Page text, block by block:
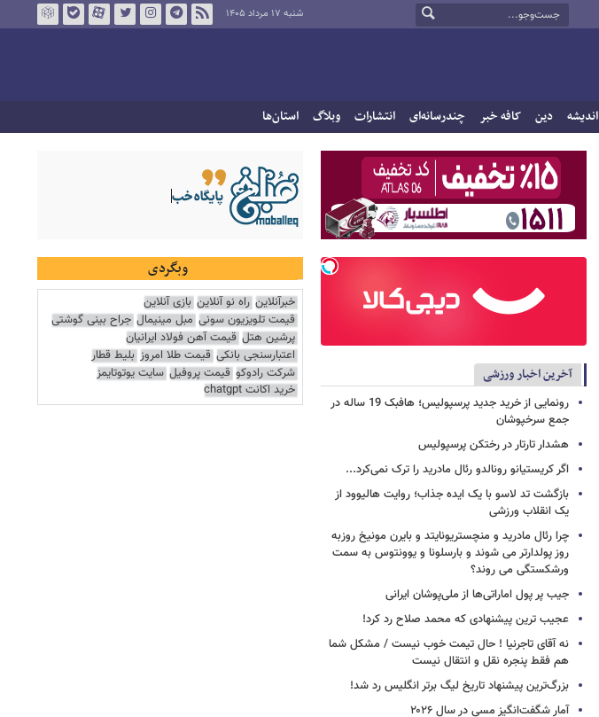
شنبه ۱۷ مرداد ۱۴۰۵
اندیشه دین کافه خبر چندرسانه‌ای انتشارات وبلاگ استان‌ها
آخرین اخبار ورزشی
رونمایی از خرید جدید پرسپولیس؛ هافبک 19 ساله در
جمع سرخپوشان
هشدار تارتار در رختکن پرسپولیس
اگر کریستیانو رونالدو رئال مادرید را ترک نمی‌کرد...
بازگشت تد لاسو با یک ایده جذاب؛ روایت هالیوود از
یک انقلاب ورزشی
چرا رئال مادرید و منچستریونایتد و بایرن مونیخ روزبه
روز پولدارتر می شوند و بارسلونا و یوونتوس به سمت
ورشکستگی می روند؟
جیب پر پول اماراتی‌ها از ملی‌پوشان ایرانی
عجیب ترین پیشنهادی که محمد صلاح رد کرد!
نه آقای تاجرنیا ! حال تیمت خوب نیست / مشکل شما
هم فقط پنجره نقل و انتقال نیست
بزرگ‌ترین پیشنهاد تاریخ لیگ برتر انگلیس رد شد!
آمار شگفت‌انگیز مسی در سال ۲۰۲۶
وبگردی
خبرآنلاین راه نو آنلاین بازی آنلاین
قیمت تلویزیون سونی مبل مینیمال جراح بینی گوشتی
پرشین هتل قیمت آهن فولاد ایرانیان
اعتبارسنجی بانکی قیمت طلا امروز بلیط قطار
شرکت رادوکو قیمت پروفیل سایت یوتوتایمز
خرید اکانت chatgpt